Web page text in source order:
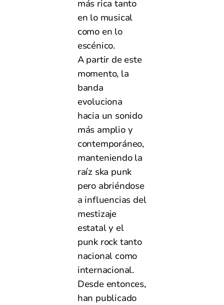
más rica tanto
en lo musical
como en lo
escénico.
A partir de este
momento, la
banda
evoluciona
hacia un sonido
más amplio y
contemporáneo,
manteniendo la
raíz ska punk
pero abriéndose
a influencias del
mestizaje
estatal y el
punk rock tanto
nacional como
internacional.
Desde entonces,
han publicado